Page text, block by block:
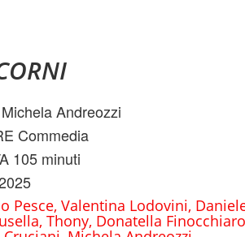
Andreozzi
Commedia
105 minuti
Pesce, Valentina Lodovini,
Thony, Donatella